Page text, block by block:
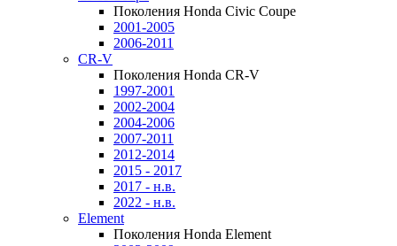
Поколения Honda Civic Coupe
2001-2005
2006-2011
CR-V
Поколения Honda CR-V
1997-2001
2002-2004
2004-2006
2007-2011
2012-2014
2015 - 2017
2017 - н.в.
2022 - н.в.
Element
Поколения Honda Element